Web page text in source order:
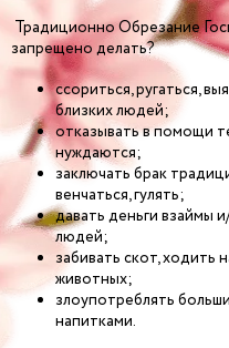
Традиционно Обрезание
запрещено делать?
ссориться, ругаться,
близких людей;
отказывать в помощи
нуждаются;
заключать брак
венчаться, гулять;
давать деньги взаймы
людей;
забивать скот, ходить
животных;
злоупотреблять
напитками.